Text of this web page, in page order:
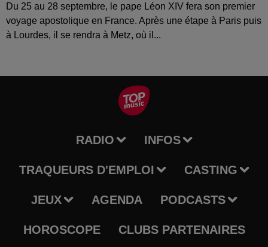
Du 25 au 28 septembre, le pape Léon XIV fera son premier
voyage apostolique en France. Après une étape à Paris puis
à Lourdes, il se rendra à Metz, où il...
RADIO INFOS
TRAQUEURS D'EMPLOI CASTING
JEUX AGENDA PODCASTS
HOROSCOPE CLUBS PARTENAIRES